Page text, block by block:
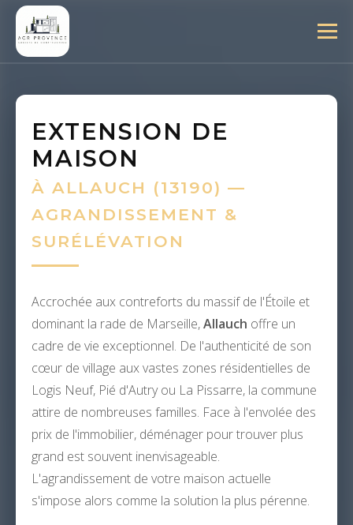
EXTENSION DE
MAISON
À ALLAUCH (13190) —
AGRANDISSEMENT &
SURÉLÉVATION
Accrochée aux contreforts du massif de l'Étoile et
dominant la rade de Marseille,Allauch offre un
cadre de vie exceptionnel. De l'authenticité de son
cœur de village aux vastes zones résidentielles de
Logis Neuf, Pié d'Autry ou La Pissarre, la commune
attire de nombreuses familles. Face à l'envolée des
prix de l'immobilier, déménager pour trouver plus
grand est souvent inenvisageable.
L'agrandissement de votre maison actuelle
s'impose alors comme la solution la plus pérenne.